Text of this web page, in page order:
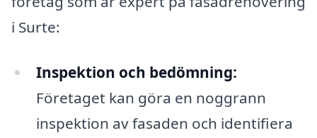
i Surte:
Inspektion och bedömning:
Företaget kan göra en noggrann
inspektion av fasaden och identifiera